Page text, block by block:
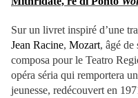
Sur un livret inspiré d’une
Jean Racine, Mozart, âgé de
composa pour le Teatro
opéra séria qui remportera
jeunesse, redécouvert en